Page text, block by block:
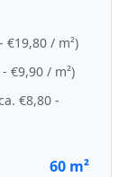
€19,80 / m²)
€9,90 / m²)
€8,80 -
60 m²